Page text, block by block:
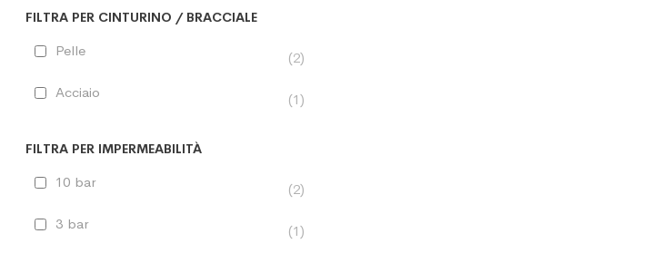
FILTRA PER CINTURINO / BRACCIALE
Pelle 2
Acciaio 1
FILTRA PER IMPERMEABILITÀ
10 bar 2
3 bar 1